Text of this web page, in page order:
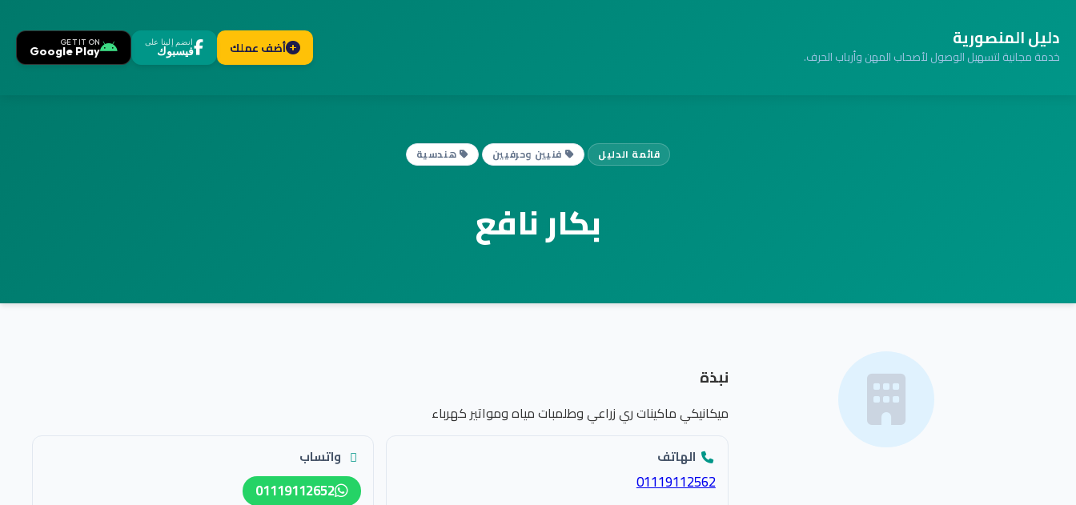
دليل المنصورية
خدمة مجانية لتسهيل الوصول لأصحاب المهن وأرباب الحرف. أضف عملك انضم إلينا على
فيسبوك
GET IT ON
Google Play
قائمة الدليل فنيين وحرفيين هندسية
بكار نافع
نبذة
ميكانيكي ماكينات ري زراعي وطلمبات مياه ومواتير كهرباء
الهاتف
01119112562
واتساب
01119112652